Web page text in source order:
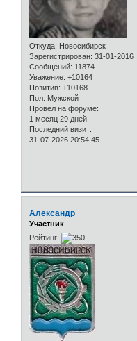
Откуда: Новосибирск
Зарегистрирован: 31-01-2016
Сообщений: 11874
Уважение: +10164
Позитив: +10168
Пол: Мужской
Провел на форуме:
1 месяц 29 дней
Последний визит:
31-07-2026 20:54:45
Александр
Участник
Рейтинг: